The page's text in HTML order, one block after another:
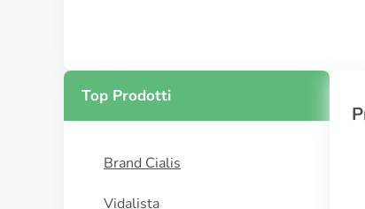
Top Prodotti
Brand Cialis
Vidalista